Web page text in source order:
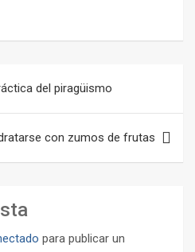
del piragüismo
con zumos de frutas
para publicar un